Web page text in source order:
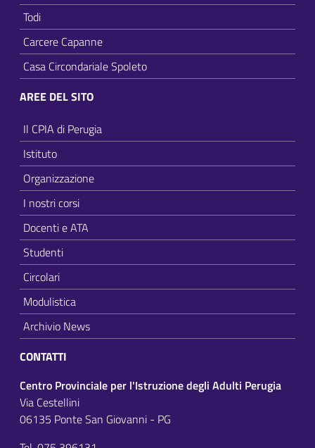
Todi
Carcere Capanne
Casa Circondariale Spoleto
AREE DEL SITO
Il CPIA di Perugia
Istituto
Organizzazione
I nostri corsi
Docenti e ATA
Studenti
Circolari
Modulistica
Archivio News
CONTATTI
Centro Provinciale per l'Istruzione degli Adulti Perugia
Via Cestellini
06135 Ponte San Giovanni - PG